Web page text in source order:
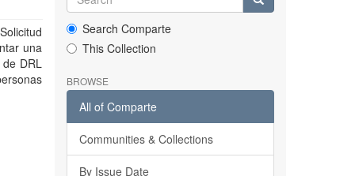
una
DRL
Search Comparte
This Collection
BROWSE
All of Comparte
Communities & Collections
By Issue Date